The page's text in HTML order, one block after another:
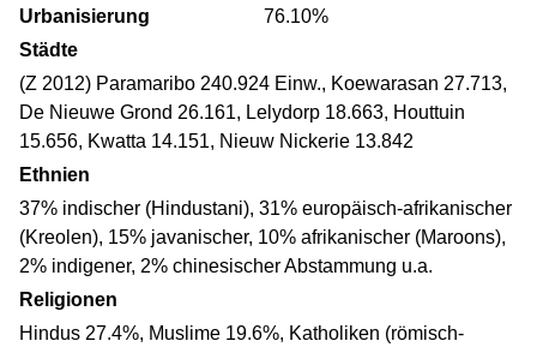
Urbanisierung
76.10%
Städte
(Z 2012) Paramaribo 240.924 Einw., Koewarasan 27.713,
De Nieuwe Grond 26.161, Lelydorp 18.663, Houttuin
15.656, Kwatta 14.151, Nieuw Nickerie 13.842
Ethnien
37% indischer (Hindustani), 31% europäisch-afrikanischer
(Kreolen), 15% javanischer, 10% afrikanischer (Maroons),
2% indigener, 2% chinesischer Abstammung u.a.
Religionen
Hindus 27.4%, Muslime 19.6%, Katholiken (römisch-